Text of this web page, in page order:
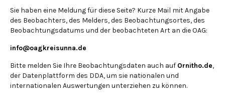
Sie haben eine Meldung für diese Seite? Kurze Mail mit Angabe
des Beobachters, des Melders, des Beobachtungsortes, des
Beobachtungsdatums und der beobachteten Art an die OAG:
info@oagkreisunna.de
Bitte melden Sie Ihre Beobachtungsdaten auch auf Ornitho.de,
der Datenplattform des DDA, um sie nationalen und
internationalen Auswertungen unterziehen zu können.